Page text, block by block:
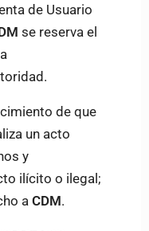
de Usuario
se reserva el
de que
un acto
y
ilícito o ilegal;
a CDM.